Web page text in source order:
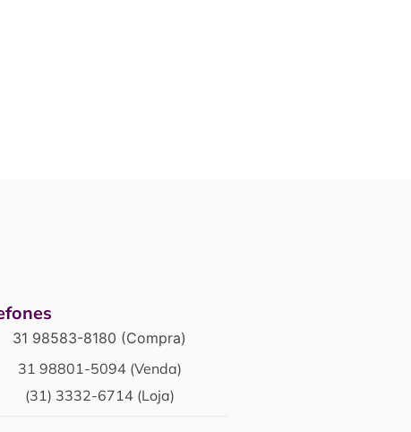
31 98583-8180 (Compra)
31 98801-5094 (Venda)
(31) 3332-6714 (Loja)